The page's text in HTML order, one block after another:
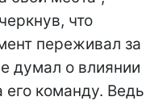
что
переживал за
думал о влиянии
его команду. Ведь